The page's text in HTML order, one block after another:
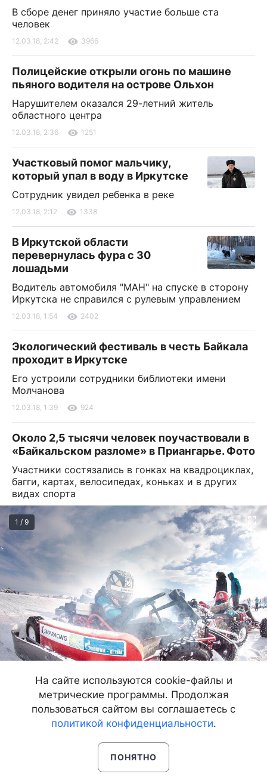
В сборе денег приняло участие больше ста
человек
12.03.18, 2:42 3966
Полицейские открыли огонь по машине
пьяного водителя на острове Ольхон
Нарушителем оказался 29-летний житель
областного центра
12.03.18, 2:36 1251
Участковый помог мальчику,
который упал в воду в Иркутске
Сотрудник увидел ребенка в реке
12.03.18, 2:12 1338
В Иркутской области
перевернулась фура с 30
лошадьми
Водитель автомобиля "МАН" на спуске в сторону
Иркутска не справился с рулевым управлением
12.03.18, 1:54 2402
Экологический фестиваль в честь Байкала
проходит в Иркутске
Его устроили сотрудники библиотеки имени
Молчанова
12.03.18, 1:39 924
Около 2,5 тысячи человек поучаствовали в
«Байкальском разломе» в Приангарье. Фото
Участники состязались в гонках на квадроциклах,
багги, картах, велосипедах, коньках и в других
видах спорта
1 / 9
12.03.18, 1:14 1496
На сайте используются cookie-файлы и
метрические программы. Продолжая
пользоваться сайтом вы соглашаетесь с
политикой конфиденциальности.
ПОНЯТНО